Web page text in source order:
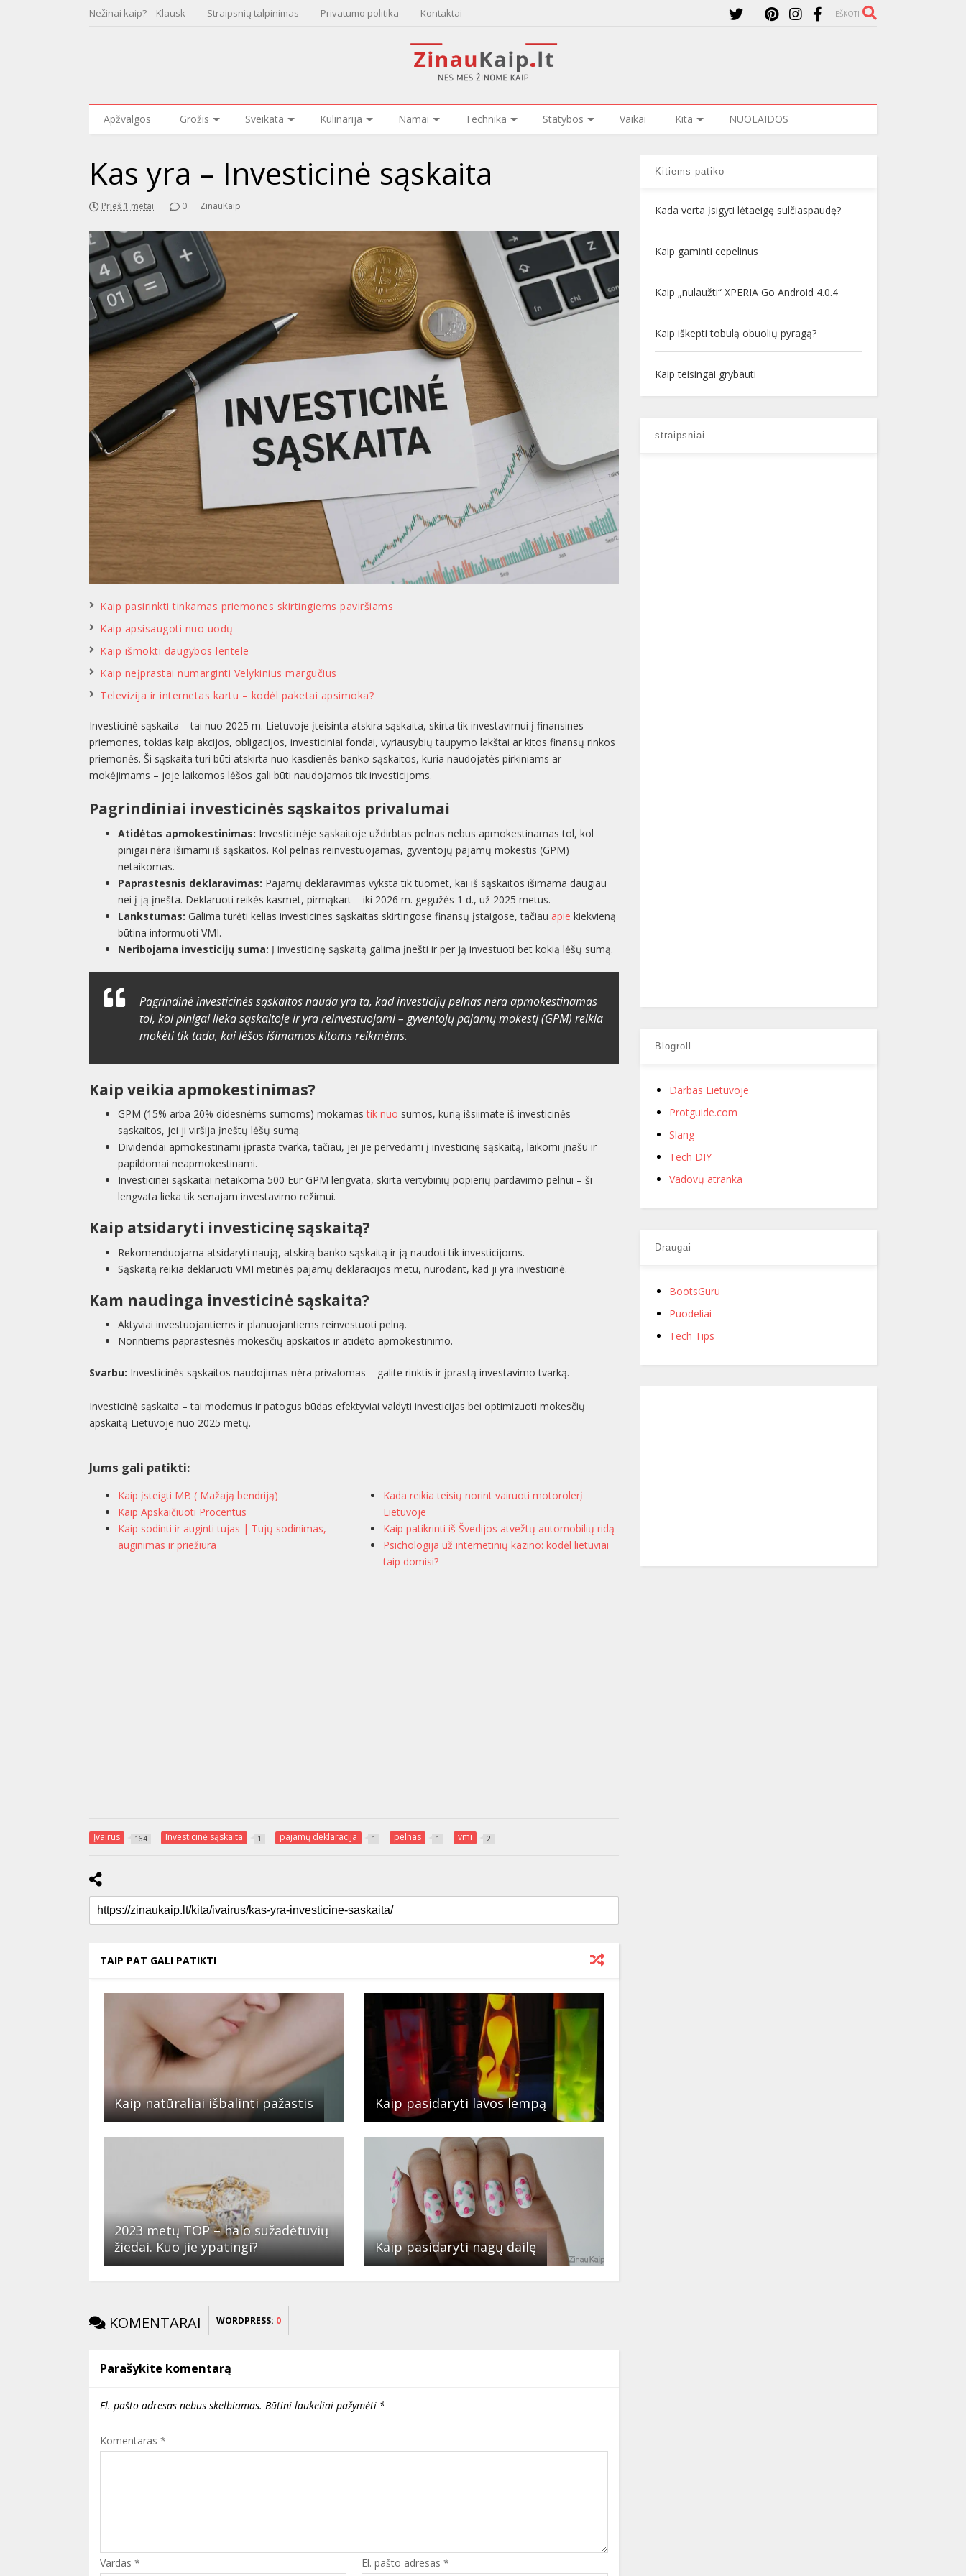
Nežinai kaip? – Klausk Straipsnių talpinimas Privatumo politika Kontaktai IEŠKOTI
Apžvalgos Grožis Sveikata Kulinarija Namai Technika Statybos Vaikai Kita NUOLAIDOS
Kas yra – Investicinė sąskaita
Prieš 1 metai 0 ZinauKaip
Kaip pasirinkti tinkamas priemones skirtingiems paviršiams
Kaip apsisaugoti nuo uodų
Kaip išmokti daugybos lentele
Kaip neįprastai numarginti Velykinius margučius
Televizija ir internetas kartu – kodėl paketai apsimoka?
Investicinė sąskaita – tai nuo 2025 m. Lietuvoje įteisinta atskira sąskaita, skirta tik investavimui į finansines
priemones, tokias kaip akcijos, obligacijos, investiciniai fondai, vyriausybių taupymo lakštai ar kitos finansų rinkos
priemonės. Ši sąskaita turi būti atskirta nuo kasdienės banko sąskaitos, kuria naudojatės pirkiniams ar
mokėjimams – joje laikomos lėšos gali būti naudojamos tik investicijoms.
Pagrindiniai investicinės sąskaitos privalumai
Atidėtas apmokestinimas: Investicinėje sąskaitoje uždirbtas pelnas nebus apmokestinamas tol, kol
pinigai nėra išimami iš sąskaitos. Kol pelnas reinvestuojamas, gyventojų pajamų mokestis (GPM)
netaikomas.
Paprastesnis deklaravimas: Pajamų deklaravimas vyksta tik tuomet, kai iš sąskaitos išimama daugiau
nei į ją įnešta. Deklaruoti reikės kasmet, pirmąkart – iki 2026 m. gegužės 1 d., už 2025 metus.
Lankstumas: Galima turėti kelias investicines sąskaitas skirtingose finansų įstaigose, tačiau apie kiekvieną
būtina informuoti VMI.
Neribojama investicijų suma: Į investicinę sąskaitą galima įnešti ir per ją investuoti bet kokią lėšų sumą.
Pagrindinė investicinės sąskaitos nauda yra ta, kad investicijų pelnas nėra apmokestinamas
tol, kol pinigai lieka sąskaitoje ir yra reinvestuojami – gyventojų pajamų mokestį (GPM) reikia
mokėti tik tada, kai lėšos išimamos kitoms reikmėms.
Kaip veikia apmokestinimas?
GPM (15% arba 20% didesnėms sumoms) mokamastik nuo sumos, kurią išsiimate iš investicinės
sąskaitos, jei ji viršija įneštų lėšų sumą.
Dividendai apmokestinami įprasta tvarka, tačiau, jei jie pervedami į investicinę sąskaitą, laikomi įnašu ir
papildomai neapmokestinami.
Investicinei sąskaitai netaikoma 500 Eur GPM lengvata, skirta vertybinių popierių pardavimo pelnui – ši
lengvata lieka tik senajam investavimo režimui.
Kaip atsidaryti investicinę sąskaitą?
Rekomenduojama atsidaryti naują, atskirą banko sąskaitą ir ją naudoti tik investicijoms.
Sąskaitą reikia deklaruoti VMI metinės pajamų deklaracijos metu, nurodant, kad ji yra investicinė.
Kam naudinga investicinė sąskaita?
Aktyviai investuojantiems ir planuojantiems reinvestuoti pelną.
Norintiems paprastesnės mokesčių apskaitos ir atidėto apmokestinimo.
Svarbu: Investicinės sąskaitos naudojimas nėra privalomas – galite rinktis ir įprastą investavimo tvarką.
Investicinė sąskaita – tai modernus ir patogus būdas efektyviai valdyti investicijas bei optimizuoti mokesčių
apskaitą Lietuvoje nuo 2025 metų.
Jums gali patikti:
Kaip įsteigti MB ( Mažają bendriją)
Kaip Apskaičiuoti Procentus
Kaip sodinti ir auginti tujas | Tujų sodinimas,
auginimas ir priežiūra
Kada reikia teisių norint vairuoti motorolerį
Lietuvoje
Kaip patikrinti iš Švedijos atvežtų automobilių ridą
Psichologija už internetinių kazino: kodėl lietuviai
taip domisi?
Įvairūs 164 Investicinė sąskaita 1 pajamų deklaracija 1 pelnas 1 vmi 2
TAIP PAT GALI PATIKTI
Kaip natūraliai išbalinti pažastis Kaip pasidaryti lavos lempą
2023 metų TOP – halo sužadėtuvių
žiedai. Kuo jie ypatingi?
Kaip pasidaryti nagų dailę
KOMENTARAI WORDPRESS: 0
Parašykite komentarą
El. pašto adresas nebus skelbiamas. Būtini laukeliai pažymėti *
Komentaras*
Vardas* El. pašto adresas*
Kitiems patiko
Kada verta įsigyti lėtaeigę sulčiaspaudę?
Kaip gaminti cepelinus
Kaip „nulaužti“ XPERIA Go Android 4.0.4
Kaip iškepti tobulą obuolių pyragą?
Kaip teisingai grybauti
straipsniai
Blogroll
Darbas Lietuvoje
Protguide.com
Slang
Tech DIY
Vadovų atranka
Draugai
BootsGuru
Puodeliai
Tech Tips